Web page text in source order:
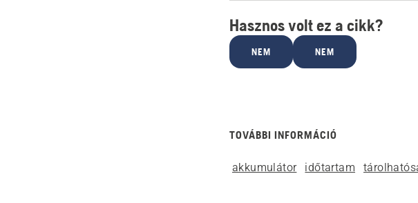
Hasznos volt ez a cikk?
NEM NEM
TOVÁBBI INFORMÁCIÓ
akkumulátor időtartam